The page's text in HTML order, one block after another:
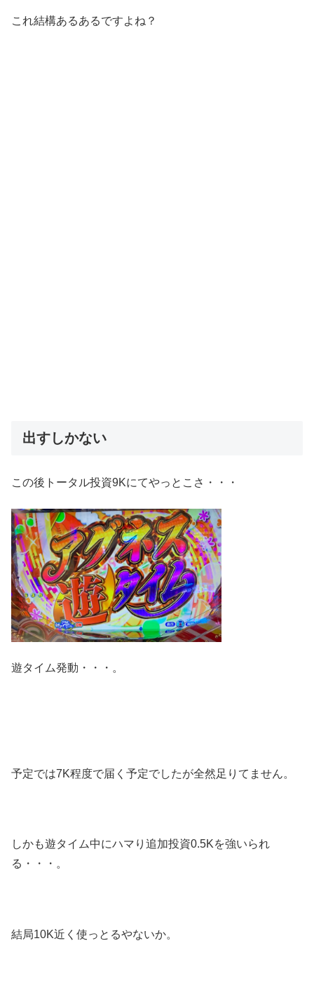
これ結構あるあるですよね？
出すしかない
この後トータル投資9Kにてやっとこさ・・・
遊タイム発動・・・。
予定では7K程度で届く予定でしたが全然足りてません。
しかも遊タイム中にハマり追加投資0.5Kを強いられ
る・・・。
結局10K近く使っとるやないか。